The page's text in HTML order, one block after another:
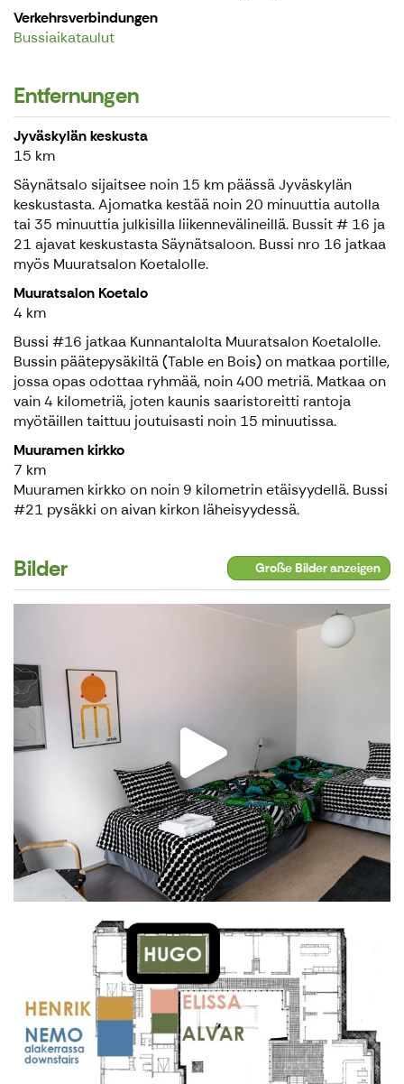
Verkehrsverbindungen
Bussiaikataulut
Entfernungen
Jyväskylän keskusta
15 km
Säynätsalo sijaitsee noin 15 km päässä Jyväskylän
keskustasta. Ajomatka kestää noin 20 minuuttia autolla
tai 35 minuuttia julkisilla liikennevälineillä. Bussit # 16 ja
21 ajavat keskustasta Säynätsaloon. Bussi nro 16 jatkaa
myös Muuratsalon Koetalolle.
Muuratsalon Koetalo
4 km
Bussi #16 jatkaa Kunnantalolta Muuratsalon Koetalolle.
Bussin päätepysäkiltä (Table en Bois) on matkaa portille,
jossa opas odottaa ryhmää, noin 400 metriä. Matkaa on
vain 4 kilometriä, joten kaunis saaristoreitti rantoja
myötäillen taittuu joutuisasti noin 15 minuutissa.
Muuramen kirkko
7 km
Muuramen kirkko on noin 9 kilometrin etäisyydellä. Bussi
#21 pysäkki on aivan kirkon läheisyydessä.
Bilder Große Bilder anzeigen